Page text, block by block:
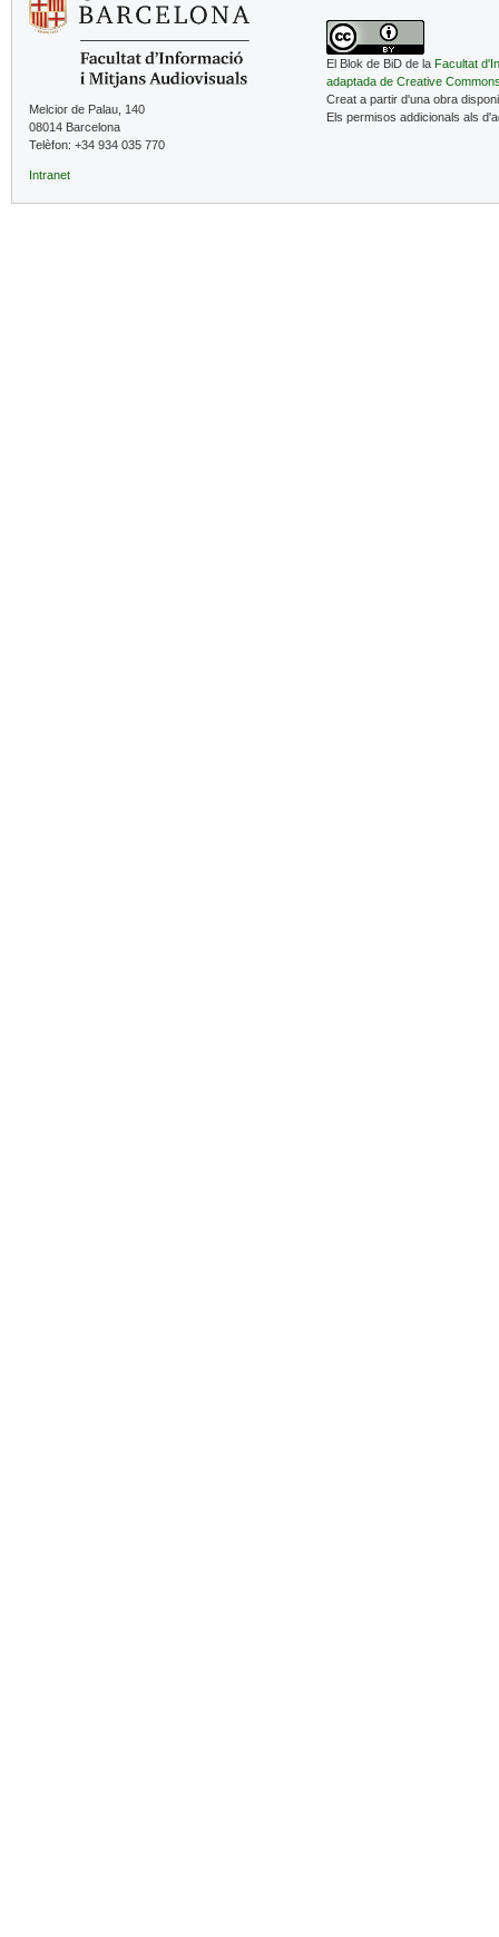
Melcior de Palau, 140
08014 Barcelona
Telèfon: +34 934 035 770
Intranet
El Blok de BiD de la Facultat
adaptada de Creative
Creat a partir d'una obra
Els permisos addicionals als